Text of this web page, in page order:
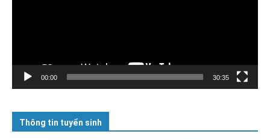
00:00 30:35
Thông tin tuyển sinh